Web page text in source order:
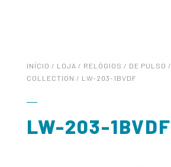
INÍCIO / LOJA / RELÓGIOS / DE PULSO /
COLLECTION / LW-203-1BVDF
LW-203-1BVDF